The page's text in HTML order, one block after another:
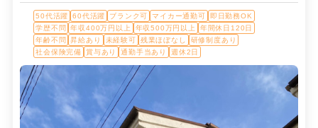
50代活躍 60代活躍 ブランク可 マイカー通勤可
即日勤務OK
学歴不問
年収400万円以上 年収500万円以上
年間休日120日
年齢不問
昇給あり 未経験可 残業ほぼなし
研修制度あり
社会保険完備
賞与あり 通勤手当あり 週休2日